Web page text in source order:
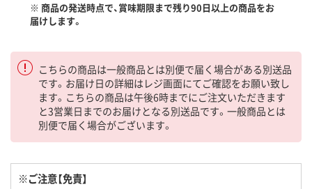
※ 商品の発送時点で、賞味期限まで残り90日以上の商品をお
届けします。
こちらの商品は一般商品とは別便で届く場合がある別送品
です。お届け日の詳細はレジ画面にてご確認をお願い致し
ます。こちらの商品は午後6時までにご注文いただきます
と3営業日までのお届けとなる別送品です。一般商品とは
別便で届く場合がございます。
※ご注意【免責】